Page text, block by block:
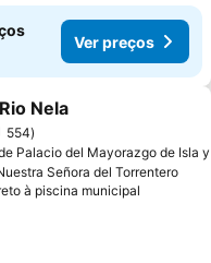
Ver preços
aos favoritos
Nela
554
Palacio del Mayorazgo de Isla y
Señora del Torrentero
à piscina municipal